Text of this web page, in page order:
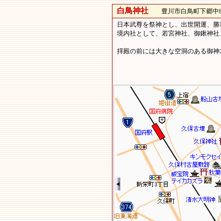
白鳥神社豊川市白鳥町下郷中
日本武尊を祭神とし、出世開運、
境内社として、若宮神社、御鍬神
拝殿の前には大きな空洞のある御